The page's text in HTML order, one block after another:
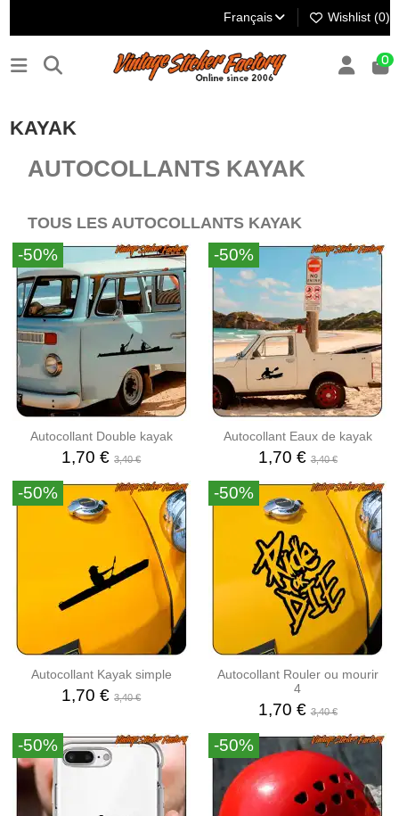
Français Wishlist (0)
0
KAYAK
AUTOCOLLANTS KAYAK
TOUS LES AUTOCOLLANTS KAYAK
-50%
Autocollant Double kayak
1,70 €3,40 €
-50%
Autocollant Eaux de kayak
1,70 €3,40 €
-50%
Autocollant Kayak simple
1,70 €3,40 €
-50%
Autocollant Rouler ou mourir
4
1,70 €3,40 €
-50% -50%